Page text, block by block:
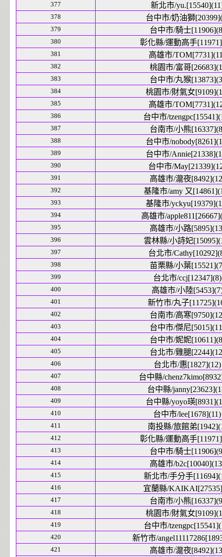
377 新北市/
378 台中市/奶油獅
379 台中市/騎士
380 彰化縣/運動高手
381 高雄市/
382 桃園市/富哥
383 台中市/丸猴
384 桃園市/財氣女
385 高雄市/
386 台中市/
387 台南市/小熊
388 台中市/
389 台中市/
390 台中市/
391 高雄市/瀧夜
392 基隆市/amy 又
393 基隆市/
394 高雄市/
395 高雄市/小路
396 雲林縣/小詩妃
397 台北市/
398 苗栗縣/小葉
399 台北市/ccj[12347](8)
400 高雄市/小陸
401 新竹市/丸子
402 台南市/高寒
403 台中市/傑尼
404 台中市/妮妮
405 台北市/雞腿
406 台北市/惠[1827](12)
407 台中縣/
408 台中縣/
409 台中縣/yoyo瑛
410 台中市/lee[1678](11)
411 南投縣/旅館弟
412 彰化縣/運動高手
413 台中市/騎士
414 高雄市/
415 新北市/手分手
416 宜蘭縣/
417 台南市/小熊
418 桃園市/財氣女
419 台中市/
420 新竹市/
421 高雄市/瀧夜